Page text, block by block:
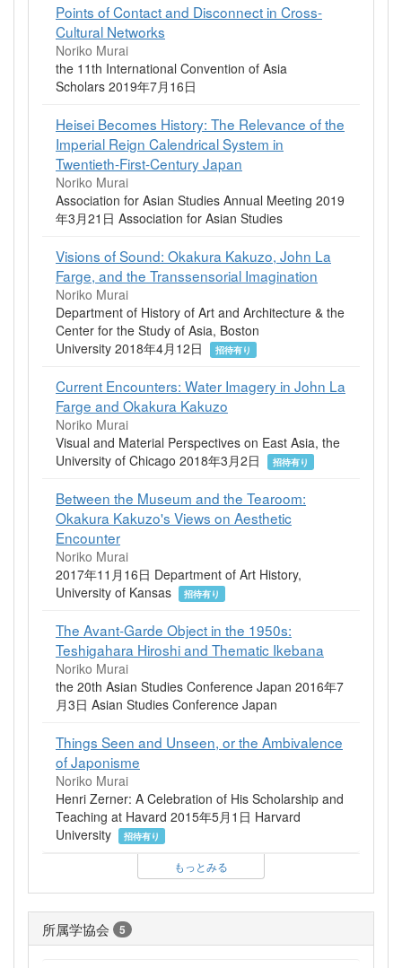
Points of Contact and Disconnect in Cross-
Cultural Networks
Noriko Murai
the 11th International Convention of Asia
Scholars 2019年7月16日
Heisei Becomes History: The Relevance of the
Imperial Reign Calendrical System in
Twentieth-First-Century Japan
Noriko Murai
Association for Asian Studies Annual Meeting 2019
年3月21日 Association for Asian Studies
Visions of Sound: Okakura Kakuzo, John La
Farge, and the Transsensorial Imagination
Noriko Murai
Department of History of Art and Architecture & the
Center for the Study of Asia, Boston
University 2018年4月12日
招待有り
Current Encounters: Water Imagery in John La
Farge and Okakura Kakuzo
Noriko Murai
Visual and Material Perspectives on East Asia, the
University of Chicago 2018年3月2日
招待有り
Between the Museum and the Tearoom:
Okakura Kakuzo's Views on Aesthetic
Encounter
Noriko Murai
2017年11月16日 Department of Art History,
University of Kansas
招待有り
The Avant-Garde Object in the 1950s:
Teshigahara Hiroshi and Thematic Ikebana
Noriko Murai
the 20th Asian Studies Conference Japan 2016年7
月3日 Asian Studies Conference Japan
Things Seen and Unseen, or the Ambivalence
of Japonisme
Noriko Murai
Henri Zerner: A Celebration of His Scholarship and
Teaching at Havard 2015年5月1日 Harvard
University
招待有り
もっとみる
所属学協会 5